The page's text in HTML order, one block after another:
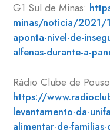
G1 Sul de Minas:
minas/noticia/2021/
aponta-nivel-de-
alfenas-durante-a-
Rádio Clube de
https://
levantamento-da-
alimentar-de-